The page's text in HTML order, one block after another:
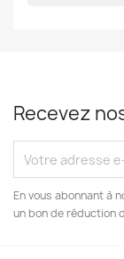
Recevez
En vous abonnant à
un bon de réduction